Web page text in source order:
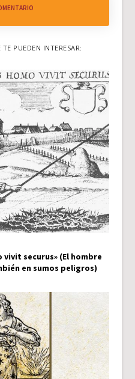
PUEDEN INTERESAR:
vivit securus» (El hombre
en sumos peligros)